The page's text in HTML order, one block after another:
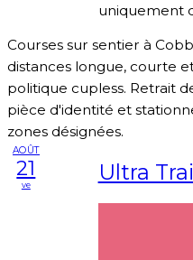
uniquement
Courses sur sentier à
distances longue, courte
politique cupless. Retrait
pièce d'identité et
zones désignées.
AOÛT
21
ve Ultra